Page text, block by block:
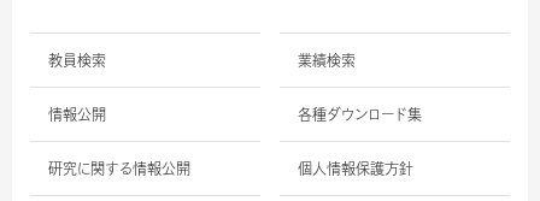
教員検索 業績検索
情報公開 各種ダウンロード集
研究に関する情報公開 個人情報保護方針